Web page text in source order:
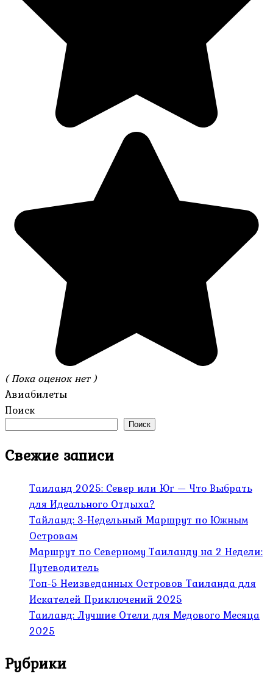
( Пока оценок нет )
Авиабилеты
Поиск
Поиск
Свежие записи
Таиланд 2025: Север или Юг — Что Выбрать
для Идеального Отдыха?
Тайланд: 3-Недельный Маршрут по Южным
Островам
Маршрут по Северному Таиланду на 2 Недели:
Путеводитель
Топ-5 Неизведанных Островов Таиланда для
Искателей Приключений 2025
Таиланд: Лучшие Отели для Медового Месяца
2025
Рубрики